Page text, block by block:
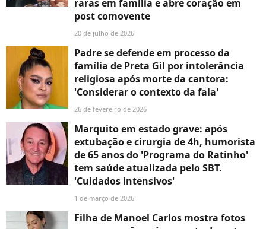
raras em família e abre coração em
post comovente
20 de julho de 2026
Padre se defende em processo da
família de Preta Gil por intolerância
religiosa após morte da cantora:
'Considerar o contexto da fala'
26 de fevereiro de 2026
Marquito em estado grave: após
extubação e cirurgia de 4h, humorista
de 65 anos do 'Programa do Ratinho'
tem saúde atualizada pelo SBT.
'Cuidados intensivos'
1 de março de 2026
Filha de Manoel Carlos mostra fotos